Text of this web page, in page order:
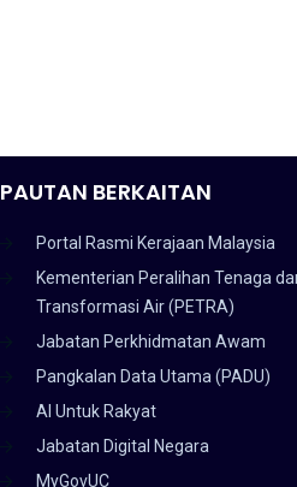
PAUTAN BERKAITAN
Portal Rasmi Kerajaan Malaysia
Kementerian Peralihan Tenaga
Transformasi Air (PETRA)
Jabatan Perkhidmatan Awam
Pangkalan Data Utama (PADU)
AI Untuk Rakyat
Jabatan Digital Negara
MyGovUC